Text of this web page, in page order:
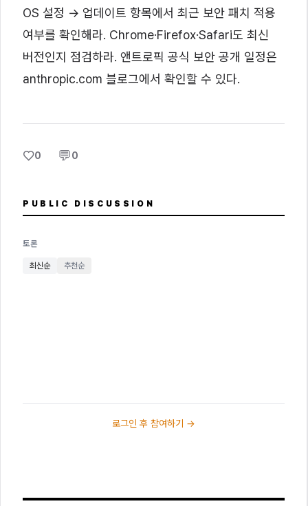
OS 설정 → 업데이트 항목에서 최근 보안 패치 적용
여부를 확인해라. Chrome·Firefox·Safari도 최신
버전인지 점검하라. 앤트로픽 공식 보안 공개 일정은
anthropic.com 블로그에서 확인할 수 있다.
♡0 💬0
PUBLIC DISCUSSION
토론
최신순 추천순
로그인 후 참여하기 →